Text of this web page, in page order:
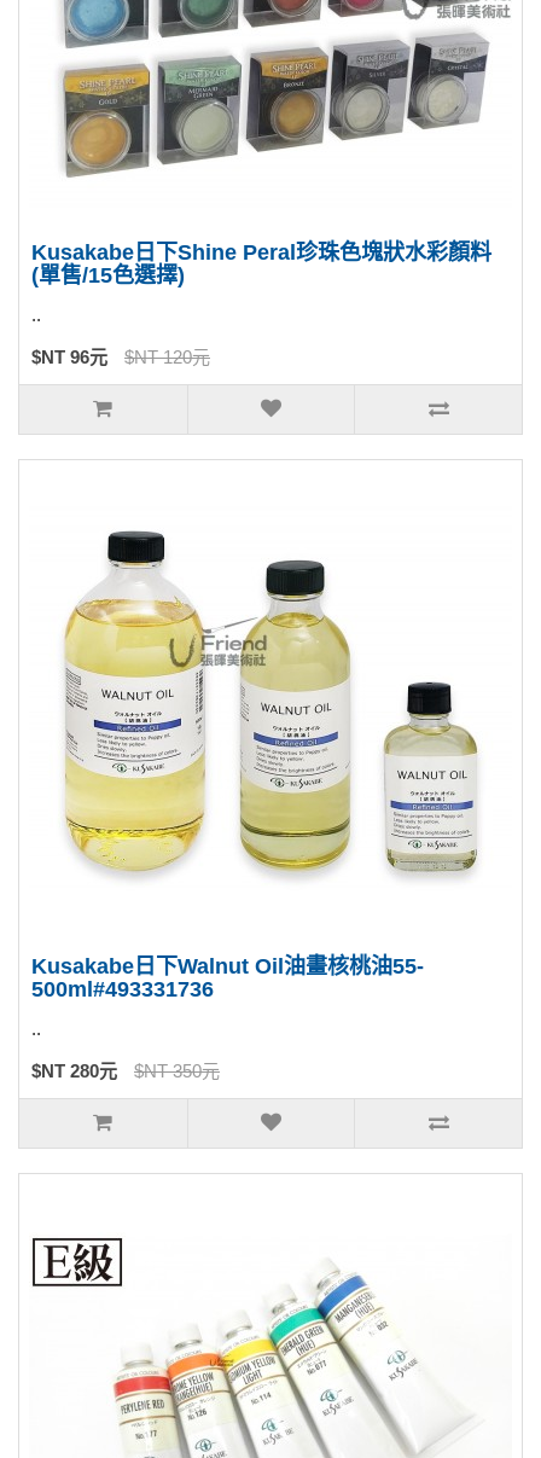
Kusakabe日下Shine Peral珍珠色塊狀水彩顏料
(單售/15色選擇)
..
$NT 96元 $NT 120元
Kusakabe日下Walnut Oil油畫核桃油55-
500ml#493331736
..
$NT 280元 $NT 350元